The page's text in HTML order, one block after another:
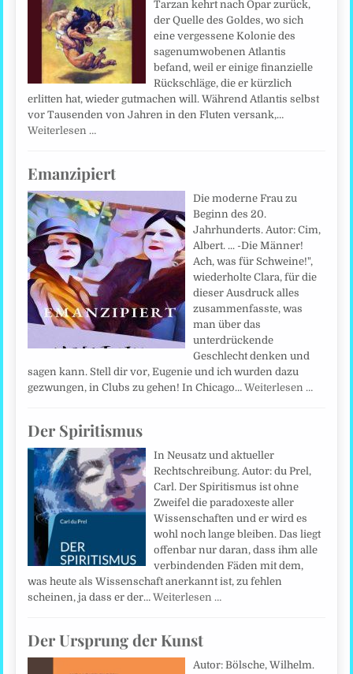
Tarzan kehrt nach Opar zurück,
der Quelle des Goldes, wo sich
eine vergessene Kolonie des
sagenumwobenen Atlantis
befand, weil er einige finanzielle
Rückschläge, die er kürzlich
erlitten hat, wieder gutmachen will. Während Atlantis selbst
vor Tausenden von Jahren in den Fluten versank,…
Weiterlesen …
Emanzipiert
Die moderne Frau zu
Beginn des 20.
Jahrhunderts. Autor: Cim,
Albert. ... -Die Männer!
Ach, was für Schweine!",
wiederholte Clara, für die
dieser Ausdruck alles
zusammenfasste, was
man über das
unterdrückende
Geschlecht denken und
sagen kann. Stell dir vor, Eugenie und ich wurden dazu
gezwungen, in Clubs zu gehen! In Chicago…Weiterlesen …
Der Spiritismus
In Neusatz und aktueller
Rechtschreibung. Autor: du Prel,
Carl. Der Spiritismus ist ohne
Zweifel die paradoxeste aller
Wissenschaften und er wird es
wohl noch lange bleiben. Das liegt
offenbar nur daran, dass ihm alle
verbindenden Fäden mit dem,
was heute als Wissenschaft anerkannt ist, zu fehlen
scheinen, ja dass er der…Weiterlesen …
Der Ursprung der Kunst
Autor: Bölsche, Wilhelm.